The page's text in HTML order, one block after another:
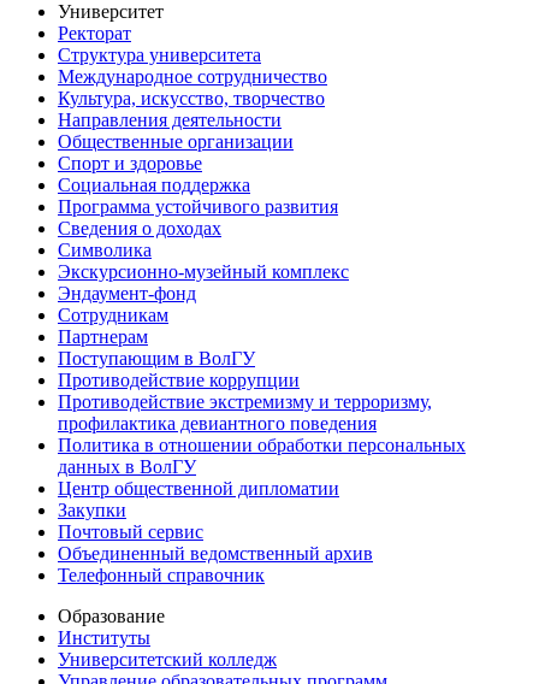
Университет
Ректорат
Структура университета
Международное сотрудничество
Культура, искусство, творчество
Направления деятельности
Общественные организации
Спорт и здоровье
Социальная поддержка
Программа устойчивого развития
Сведения о доходах
Символика
Экскурсионно-музейный комплекс
Эндаумент-фонд
Сотрудникам
Партнерам
Поступающим в ВолГУ
Противодействие коррупции
Противодействие экстремизму и терроризму,
профилактика девиантного поведения
Политика в отношении обработки персональных
данных в ВолГУ
Центр общественной дипломатии
Закупки
Почтовый сервис
Объединенный ведомственный архив
Телефонный справочник
Образование
Институты
Университетский колледж